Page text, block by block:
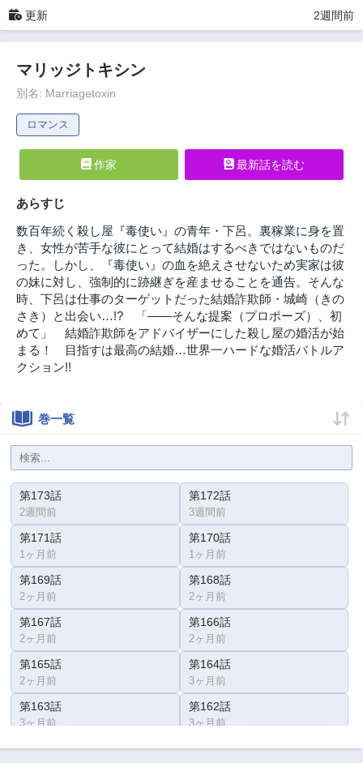
更新 2週間前
マリッジトキシン
別名: Marriagetoxin
ロマンス
作家 最新話を読む
あらすじ
数百年続く殺し屋『毒使い』の青年・下呂。裏稼業に身を置
き、女性が苦手な彼にとって結婚はするべきではないものだ
った。しかし、『毒使い』の血を絶えさせないため実家は彼
の妹に対し、強制的に跡継ぎを産ませることを通告。そんな
時、下呂は仕事のターゲットだった結婚詐欺師・城崎（きの
さき）と出会い…!? 「――そんな提案（プロポーズ）、初
めて」 結婚詐欺師をアドバイザーにした殺し屋の婚活が始
まる！ 目指すは最高の結婚…世界一ハードな婚活バトルア
クション!!
巻一覧
第173話
2週間前
第172話
3週間前
第171話
1ヶ月前
第170話
1ヶ月前
第169話
2ヶ月前
第168話
2ヶ月前
第167話
2ヶ月前
第166話
2ヶ月前
第165話
2ヶ月前
第164話
3ヶ月前
第163話
3ヶ月前
第162話
3ヶ月前
第161話 第160話